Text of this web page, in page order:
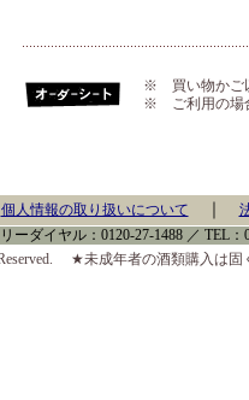
※ 買い物かご
※ ご利用の場
個人情報の取り扱いについて
ダイヤル：0120-27-1488 ／ TEL：
★未成年者の酒類購入は固